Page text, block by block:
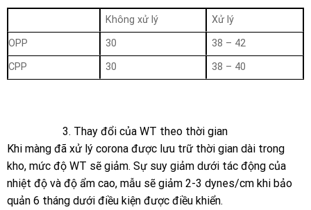
Không xử lý
Xử lý
OPP
30
38 – 42
CPP
30 38 – 40
3. Thay đổi của WT theo thời gian
Khi màng đã xử lý corona được lưu trữ thời gian dài trong
kho, mức độ WT sẽ giảm. Sự suy giảm dưới tác động của
nhiệt độ và độ ẩm cao, mẫu sẽ giảm 2-3 dynes/cm khi bảo
quản 6 tháng dưới điều kiện được điều khiển.